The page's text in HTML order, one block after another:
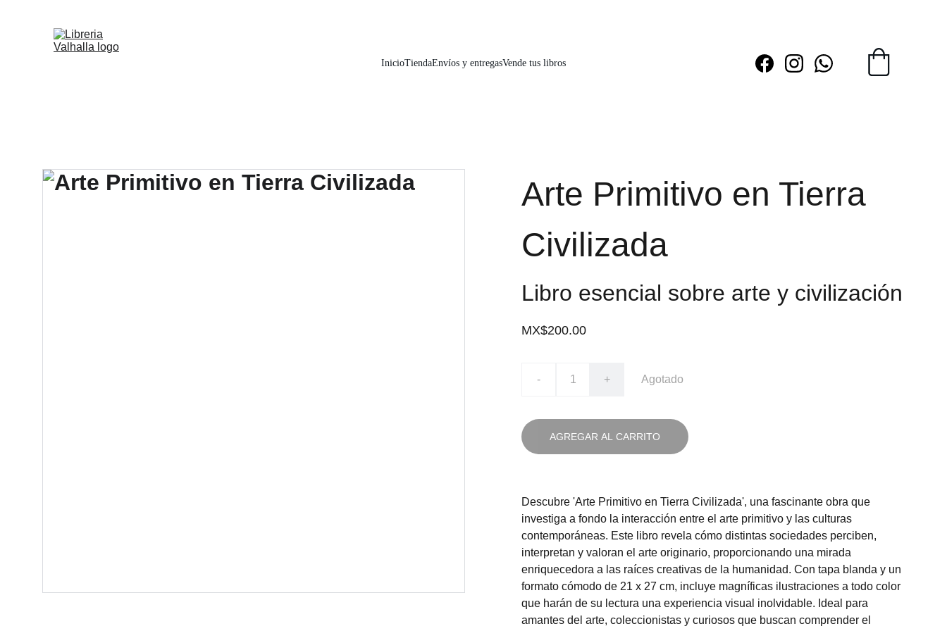
InicioTiendaEnvíos y entregasVende tus libros
Arte Primitivo en Tierra
Civilizada
Libro esencial sobre arte y civilización
MX$200.00
- + Agotado
AGREGAR AL CARRITO
Descubre 'Arte Primitivo en Tierra Civilizada', una fascinante obra que
investiga a fondo la interacción entre el arte primitivo y las culturas
contemporáneas. Este libro revela cómo distintas sociedades perciben,
interpretan y valoran el arte originario, proporcionando una mirada
enriquecedora a las raíces creativas de la humanidad. Con tapa blanda y un
formato cómodo de 21 x 27 cm, incluye magníficas ilustraciones a todo color
que harán de su lectura una experiencia visual inolvidable. Ideal para
amantes del arte, coleccionistas y curiosos que buscan comprender el